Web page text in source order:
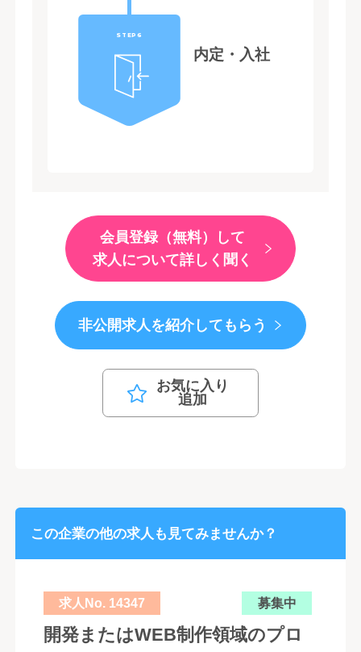
STEP6
内定・入社
会員登録（無料）して
求人について詳しく聞く
非公開求人を紹介してもらう
お気に入り
追加
この企業の他の求人も見てみませんか？
求人No. 14347 募集中
開発またはWEB制作領域のプロ